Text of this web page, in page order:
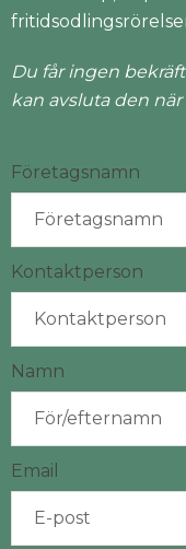
Du får ingen
kan avsluta den
Företagsnamn
Kontaktperson
Namn
Email